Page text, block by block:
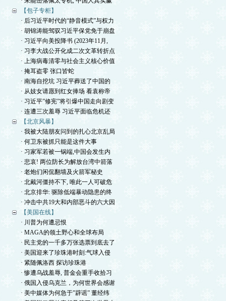
【包子专柜】
· 后习近平时代的“静音模式”与权力
· 胡锦涛能驾驭习近平保党免于崩盘
· 习近平向美投降书 (2023年11月,
· 习李大战公开化成二次文革转折点
· 上海病毒清零与社会主义核心价值
· 掩耳盗零 张口皆蛇
· 南海自挖坑 习近平葬送了中国的
· 从妓女请愿到红女捧场 看袁称帝
· 习近平”修宪”将引爆中国走向剧变
· 连遭三次羞辱 习近平面临危机还
【北京风暴】
· 我被大陆朋友问到的扎心北京乱局
· 何卫东被抓只能是这件大事
· 习家军若被一锅端,中国会发生内
· 悲哀! 两位防长为解放台湾中箭落
· 老炮们闲侃翻墙及火箭军秘史
· 北戴河僵持不下, 唯此一人可破危
· 北京排华: 驱除低端暴动隐患的终
· 冲击中共19大和内部恶斗的六大因
【美国在线】
· 川普为何遭忌恨
· MAGA的领土野心和全球布局
· 民主党的一千多万张选票到底去了
· 美国迎来了珍珠港时刻:气球入侵
· 紧随佩洛西 探访珍珠港
· 惨遭乌战羞辱, 普金会重手收拾习
· 俄国入侵乌克兰，为何世界会感谢
· 美中媒体为何急于”辟谣” 董经纬